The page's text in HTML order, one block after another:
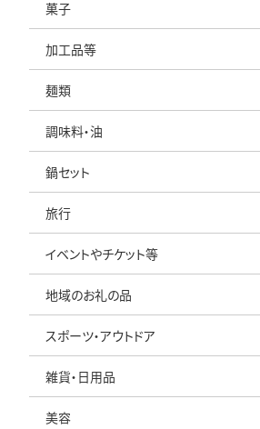
菓子
加工品等
麺類
調味料・油
鍋セット
旅行
イベントやチケット等
地域のお礼の品
スポーツ・アウトドア
雑貨・日用品
美容